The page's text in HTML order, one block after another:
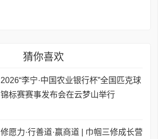
猜你喜欢
2026“李宁·中国农业银行杯”全国匹克球
锦标赛赛事发布会在云梦山举行
修愿力·行善道·赢商道 | 巾帼三修成长营